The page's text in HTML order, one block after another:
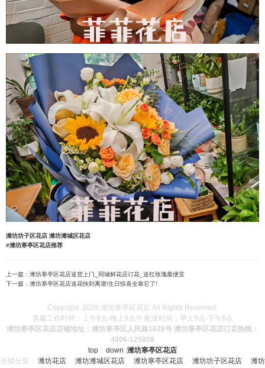
潍坊坊子区花店 潍坊潍城区花店
#潍坊寒亭区花店推荐
上一篇： 潍坊寒亭区花店送货上门_同城鲜花店订花_送红玫瑰最便宜
下一篇： 潍坊寒亭区花店送花快到离谱!生日惊喜全靠它了!
Copyright 2025 潍坊寒亭区花店 All Rights Reserved.
客服工作时间：上午9点-晚上9点半 配送时间：早上9点-下午6点
潍坊寒亭区花店店铺地址：潍坊寒亭区人民路1628号 潍坊寒亭区花店订花热线：
4006-125808
top
down 潍坊寒亭区花店
连锁分店： 潍坊花店、 潍坊潍城区花店、 潍坊寒亭区花店、 潍坊坊子区花店、 潍坊